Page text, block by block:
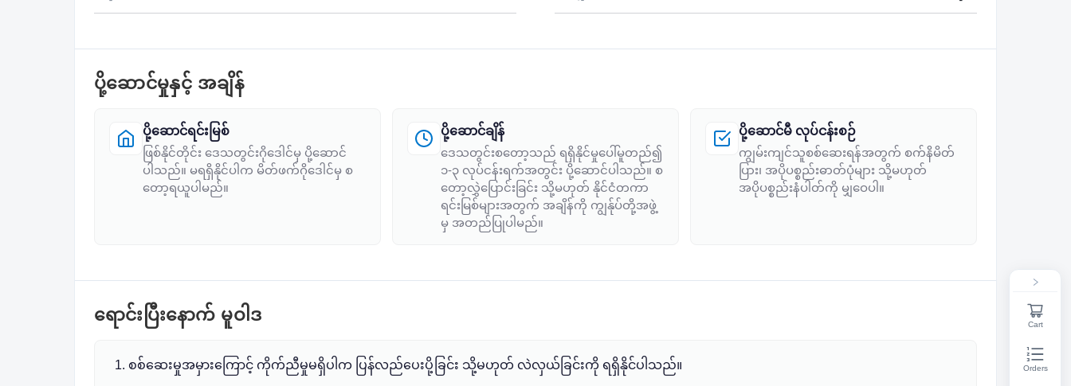
ပို့ဆောင်မှုနှင့် အချိန်
ပို့ဆောင်ရင်းမြစ်
ဖြစ်နိုင်တိုင်း ဒေသတွင်းဂိုဒေါင်မှ ပို့ဆောင်
ပါသည်။ မရရှိနိုင်ပါက မိတ်ဖက်ဂိုဒေါင်မှ စ
တော့ရယူပါမည်။
ပို့ဆောင်ချိန်
ဒေသတွင်းစတော့သည် ရရှိနိုင်မှုပေါ်မူတည်၍
၁-၃ လုပ်ငန်းရက်အတွင်း ပို့ဆောင်ပါသည်။ စ
တော့လွှဲပြောင်းခြင်း သို့မဟုတ် နိုင်ငံတကာ
ရင်းမြစ်များအတွက် အချိန်ကို ကျွန်ုပ်တို့အဖွဲ့
မှ အတည်ပြုပါမည်။
ပို့ဆောင်မီ လုပ်ငန်းစဉ်
ကျွမ်းကျင်သူစစ်ဆေးရန်အတွက် စက်နိမိတ်
ပြား၊ အပိုပစ္စည်းဓာတ်ပုံများ သို့မဟုတ်
အပိုပစ္စည်းနံပါတ်ကို မျှဝေပါ။
ရောင်းပြီးနောက် မူဝါဒ
စစ်ဆေးမှုအမှားကြောင့် ကိုက်ညီမှုမရှိပါက ပြန်လည်ပေးပို့ခြင်း သို့မဟုတ် လဲလှယ်ခြင်းကို ရရှိနိုင်ပါသည်။
Cart
Orders